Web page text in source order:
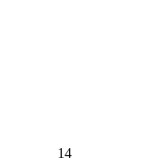
14